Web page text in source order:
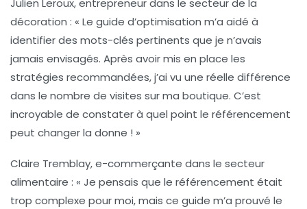
Julien Leroux, entrepreneur dans le secteur de la
décoration : « Le guide d’optimisation m’a aidé à
identifier des mots-clés pertinents que je n’avais
jamais envisagés. Après avoir mis en place les
stratégies recommandées, j’ai vu une réelle différence
dans le nombre de visites sur ma boutique. C’est
incroyable de constater à quel point le référencement
peut changer la donne ! »
Claire Tremblay, e-commerçante dans le secteur
alimentaire : « Je pensais que le référencement était
trop complexe pour moi, mais ce guide m’a prouvé le